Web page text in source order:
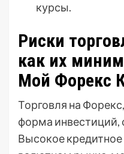
курсы.
Риски
как их
Мой Форекс
Торговля на
форма инвестиций,
Высокое